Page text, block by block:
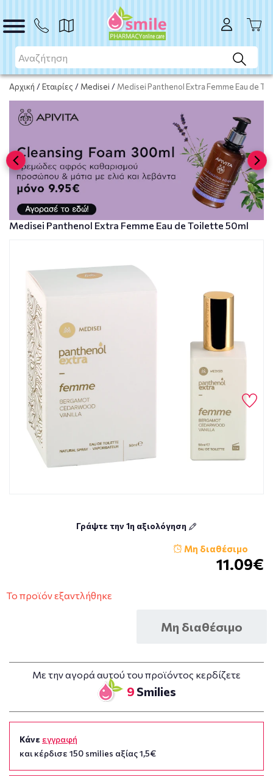
Αρχική /Εταιρίες / Medisei / Medisei Panthenol Extra Femme Eau de
Το προϊόν εξαντλήθηκε
Μη διαθέσιμο
Medisei Panthenol Extra Femme Eau de Toilette 50ml
Γράψτε την 1η αξιολόγηση
Μη διαθέσιμο
11.09€
Το προϊόν εξαντλήθηκε
Μη διαθέσιμο
Με την αγορά αυτού του προϊόντος κερδίζετε
9 Smilies
Κάνε εγγραφή
και κέρδισε 150 smilies αξίας 1,5€